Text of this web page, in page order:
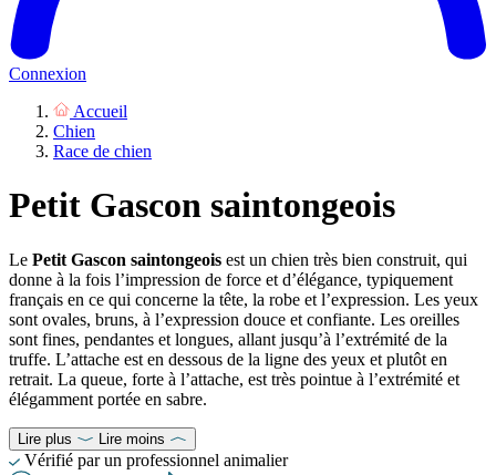
Connexion
Accueil
Chien
Race de chien
Petit Gascon saintongeois
Le Petit Gascon saintongeois est un chien très bien construit, qui
donne à la fois l’impression de force et d’élégance, typiquement
français en ce qui concerne la tête, la robe et l’expression. Les yeux
sont ovales, bruns, à l’expression douce et confiante. Les oreilles
sont fines, pendantes et longues, allant jusqu’à l’extrémité de la
truffe. L’attache est en dessous de la ligne des yeux et plutôt en
retrait. La queue, forte à l’attache, est très pointue à l’extrémité et
élégamment portée en sabre.
Lire plus Lire moins
Vérifié par un professionnel animalier